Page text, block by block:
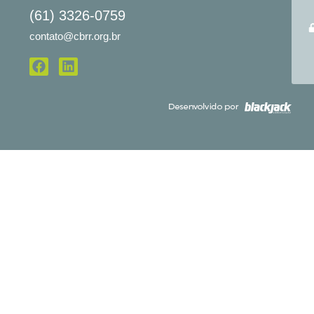
(61) 3326-0759
contato@cbrr.org.br